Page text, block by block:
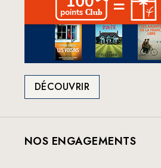
DÉCOUVRIR
NOS ENGAGEMENTS